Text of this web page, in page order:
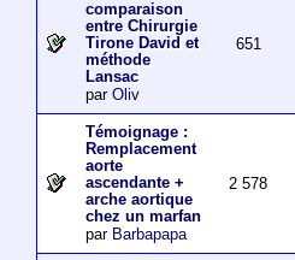
comparaison
entre Chirurgie
Tirone David et
méthode
Lansac
par Oliv
651
Témoignage :
Remplacement
aorte
ascendante +
arche aortique
chez un marfan
par Barbapapa
2 578